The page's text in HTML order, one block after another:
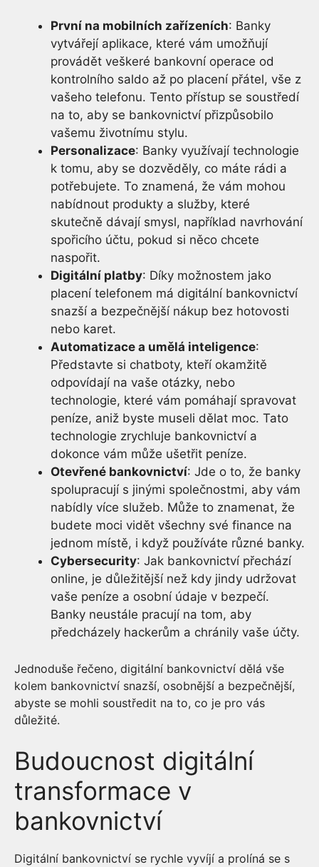
První na mobilních zařízeních: Banky
vytvářejí aplikace, které vám umožňují
provádět veškeré bankovní operace od
kontrolního saldo až po placení přátel, vše z
vašeho telefonu. Tento přístup se soustředí
na to, aby se bankovnictví přizpůsobilo
vašemu životnímu stylu.
Personalizace: Banky využívají technologie
k tomu, aby se dozvěděly, co máte rádi a
potřebujete. To znamená, že vám mohou
nabídnout produkty a služby, které
skutečně dávají smysl, například navrhování
spořicího účtu, pokud si něco chcete
naspořit.
Digitální platby: Díky možnostem jako
placení telefonem má digitální bankovnictví
snazší a bezpečnější nákup bez hotovosti
nebo karet.
Automatizace a umělá inteligence:
Představte si chatboty, kteří okamžitě
odpovídají na vaše otázky, nebo
technologie, které vám pomáhají spravovat
peníze, aniž byste museli dělat moc. Tato
technologie zrychluje bankovnictví a
dokonce vám může ušetřit peníze.
Otevřené bankovnictví: Jde o to, že banky
spolupracují s jinými společnostmi, aby vám
nabídly více služeb. Může to znamenat, že
budete moci vidět všechny své finance na
jednom místě, i když používáte různé banky.
Cybersecurity: Jak bankovnictví přechází
online, je důležitější než kdy jindy udržovat
vaše peníze a osobní údaje v bezpečí.
Banky neustále pracují na tom, aby
předcházely hackerům a chránily vaše účty.
Jednoduše řečeno, digitální bankovnictví dělá vše
kolem bankovnictví snazší, osobnější a bezpečnější,
abyste se mohli soustředit na to, co je pro vás
důležité.
Budoucnost digitální
transformace v
bankovnictví
Digitální bankovnictví se rychle vyvíjí a prolíná se s